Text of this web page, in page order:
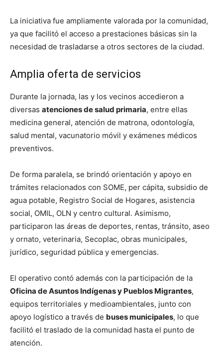
La iniciativa fue ampliamente valorada por la comunidad,
ya que facilitó el acceso a prestaciones básicas sin la
necesidad de trasladarse a otros sectores de la ciudad.
Amplia oferta de servicios
Durante la jornada, las y los vecinos accedieron a
diversas atenciones de salud primaria, entre ellas
medicina general, atención de matrona, odontología,
salud mental, vacunatorio móvil y exámenes médicos
preventivos.
De forma paralela, se brindó orientación y apoyo en
trámites relacionados con SOME, per cápita, subsidio de
agua potable, Registro Social de Hogares, asistencia
social, OMIL, OLN y centro cultural. Asimismo,
participaron las áreas de deportes, rentas, tránsito, aseo
y ornato, veterinaria, Secoplac, obras municipales,
jurídico, seguridad pública y emergencias.
El operativo contó además con la participación de la
Oficina de Asuntos Indígenas y Pueblos Migrantes,
equipos territoriales y medioambientales, junto con
apoyo logístico a través de buses municipales, lo que
facilitó el traslado de la comunidad hasta el punto de
atención.